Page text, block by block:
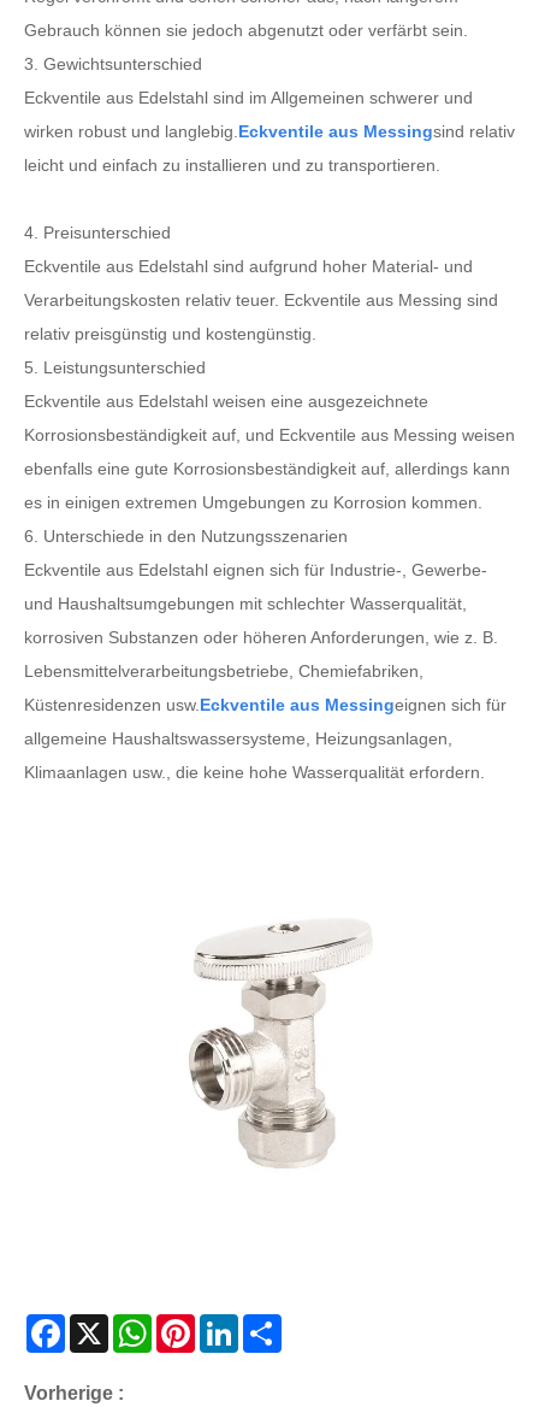
Gebrauch können sie jedoch abgenutzt oder verfärbt sein.
3. Gewichtsunterschied
Eckventile aus Edelstahl sind im Allgemeinen schwerer und
wirken robust und langlebig. Eckventile aus Messingsind relativ
leicht und einfach zu installieren und zu transportieren.
4. Preisunterschied
Eckventile aus Edelstahl sind aufgrund hoher Material- und
Verarbeitungskosten relativ teuer. Eckventile aus Messing sind
relativ preisgünstig und kostengünstig.
5. Leistungsunterschied
Eckventile aus Edelstahl weisen eine ausgezeichnete
Korrosionsbeständigkeit auf, und Eckventile aus Messing weisen
ebenfalls eine gute Korrosionsbeständigkeit auf, allerdings kann
es in einigen extremen Umgebungen zu Korrosion kommen.
6. Unterschiede in den Nutzungsszenarien
Eckventile aus Edelstahl eignen sich für Industrie-, Gewerbe-
und Haushaltsumgebungen mit schlechter Wasserqualität,
korrosiven Substanzen oder höheren Anforderungen, wie z. B.
Lebensmittelverarbeitungsbetriebe, Chemiefabriken,
Küstenresidenzen usw. Eckventile aus Messingeignen sich für
allgemeine Haushaltswassersysteme, Heizungsanlagen,
Klimaanlagen usw., die keine hohe Wasserqualität erfordern.
Facebook
X WhatsAppPinterestLinkedIn
Vorherige :